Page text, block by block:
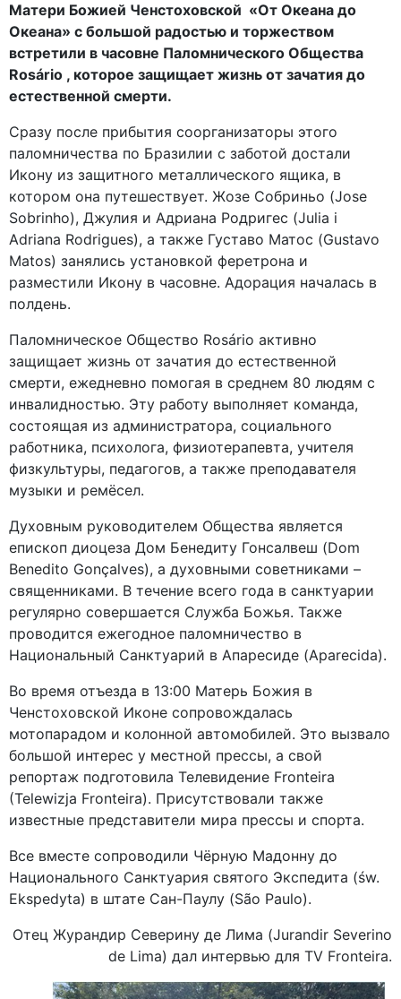
Матери Божией Ченстоховской «От Океана до
Океана» с большой радостью и торжеством
встретили в часовне Паломнического Общества
Rosário , которое защищает жизнь от зачатия до
естественной смерти.
Сразу после прибытия соорганизаторы этого
паломничества по Бразилии с заботой достали
Икону из защитного металлического ящика, в
котором она путешествует. Жозе Собриньо (Jose
Sobrinho), Джулия и Адриана Родригес (Julia i
Adriana Rodrigues), а также Густаво Матос (Gustavo
Matos) занялись установкой феретрона и
разместили Икону в часовне. Адорация началась в
полдень.
Паломническое Общество Rosário активно
защищает жизнь от зачатия до естественной
смерти, ежедневно помогая в среднем 80 людям с
инвалидностью. Эту работу выполняет команда,
состоящая из администратора, социального
работника, психолога, физиотерапевта, учителя
физкультуры, педагогов, а также преподавателя
музыки и ремёсел.
Духовным руководителем Общества является
епископ диоцеза Дом Бенедиту Гонсалвеш (Dom
Benedito Gonçalves), а духовными советниками –
священниками. В течение всего года в санктуарии
регулярно совершается Служба Божья. Также
проводится ежегодное паломничество в
Национальный Санктуарий в Апаресиде (Aparecida).
Во время отъезда в 13:00 Матерь Божия в
Ченстоховской Иконе сопровождалась
мотопарадом и колонной автомобилей. Это вызвало
большой интерес у местной прессы, а свой
репортаж подготовила Телевидение Fronteira
(Telewizja Fronteira). Присутствовали также
известные представители мира прессы и спорта.
Все вместе сопроводили Чёрную Мадонну до
Национального Санктуария святого Экспедита (św.
Ekspedyta) в штате Сан-Паулу (São Paulo).
Отец Журандир Северину де Лима (Jurandir Severino
de Lima) дал интервью для TV Fronteira.